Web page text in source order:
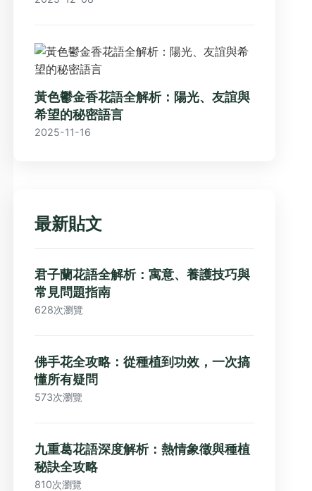
黃色鬱金香花語全解析：陽光、友誼與
希望的秘密語言
2025-11-16
最新貼文
君子蘭花語全解析：寓意、養護技巧與
常見問題指南
628次瀏覽
佛手花全攻略：從種植到功效，一次搞
懂所有疑問
573次瀏覽
九重葛花語深度解析：熱情象徵與種植
秘訣全攻略
810次瀏覽